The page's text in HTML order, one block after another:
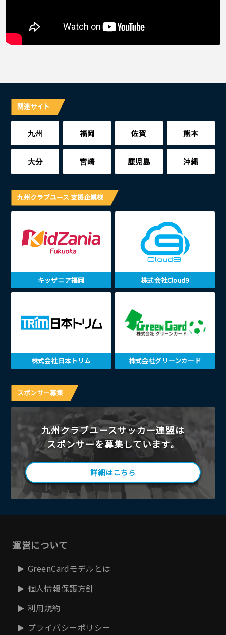
関連サイト
九州 福岡 佐賀 熊本
大分 宮崎 鹿児島 沖縄
九州クラブユース 支援企業様
キッザニア福岡 株式会社Cloud9
株式会社日本トリム 株式会社グリーンカード
スポンサー募集
九州クラブユースサッカー連盟は
スポンサーを募集しています。
詳細はこちら
運営について
GreenCardモデルとは
個人情報保護方針
利用規約
プライバシーポリシー